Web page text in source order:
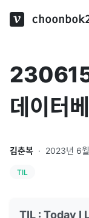
데이터
김춘복 · 2023년 6
TIL
TIL : Today I